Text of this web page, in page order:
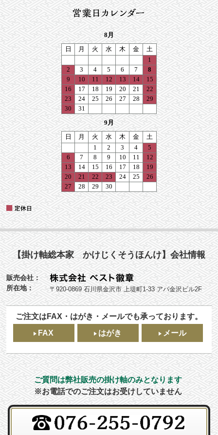
【掛け軸総本家 かけじくそうほんけ】会社情報
販売会社：
所在地：
〒920-0869 石川県金沢市 上堤町1-33 アパ金沢ビル2F
ご注文はFAX・はがき・メールでも承っております。
FAX
はがき メール
ご質問は弊社販売の掛け軸のみとなります
※お電話でのご注文はお受けしていません